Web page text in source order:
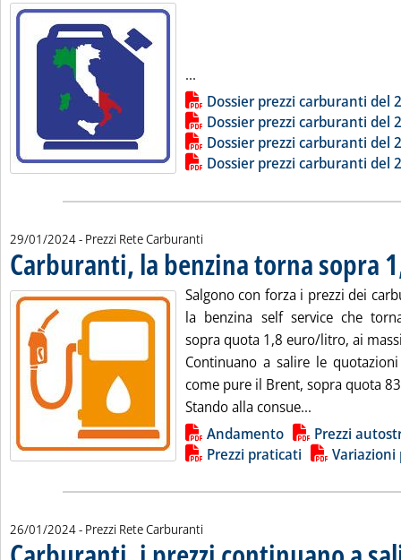
...
Lista allegati PDF alla notiziaDossier prezzi carburanti del
Dossier prezzi carburanti del
Dossier prezzi carburanti del
Dossier prezzi carburanti del
29/01/2024- Prezzi Rete Carburanti
Carburanti, la benzina torna sopra
Salgono con forza i prezzi dei
la benzina self service che
sopra quota 1,8 euro/litro, ai
Continuano a salire le
come pure il Brent, sopra quota
Stando alla consue...
Lista allegati PDF alla notizia
Andamento
Prezzi
Prezzi praticati
Variazioni
26/01/2024- Prezzi Rete Carburanti